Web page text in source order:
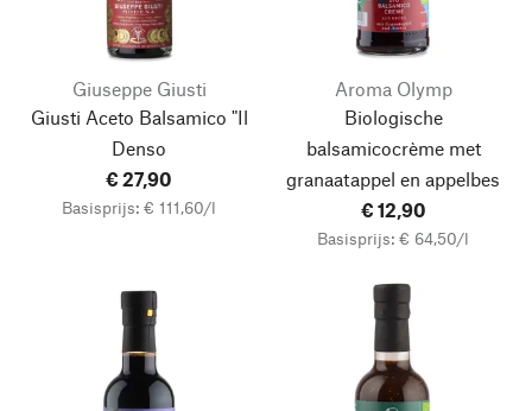
Giuseppe Giusti
Giusti Aceto Balsamico "Il
Denso
€ 27,90
Basisprijs: € 111,60/l
Aroma Olymp
Biologische
balsamicocrème met
granaatappel en appelbes
€ 12,90
Basisprijs: € 64,50/l